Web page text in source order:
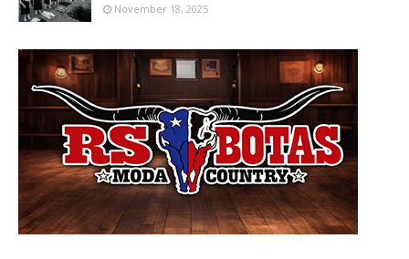
November 18, 2025